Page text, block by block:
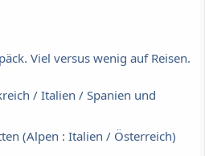
Viel versus wenig auf Reisen.
/ Italien / Spanien und
(Alpen : Italien / Österreich)